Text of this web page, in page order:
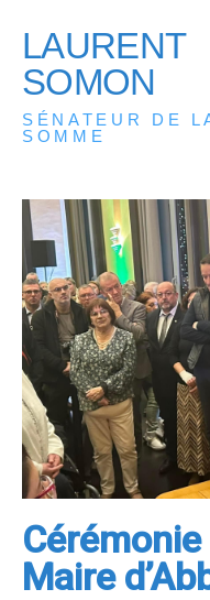
LAURENT
SOMON
SÉNATEUR DE
SOMME
Maire